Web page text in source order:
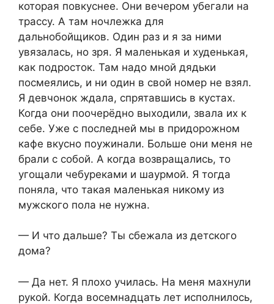
которая повкуснее. Они вечером убегали на
трассу. А там ночлежка для
дальнобойщиков. Один раз и я за ними
увязалась, но зря. Я маленькая и худенькая,
как подросток. Там надо мной дядьки
посмеялись, и ни один в свой номер не взял.
Я девчонок ждала, спрятавшись в кустах.
Когда они поочерёдно выходили, звала их к
себе. Уже с последней мы в придорожном
кафе вкусно поужинали. Больше они меня не
брали с собой. А когда возвращались, то
угощали чебуреками и шаурмой. Я тогда
поняла, что такая маленькая никому из
мужского пола не нужна.
— И что дальше? Ты сбежала из детского
дома?
— Да нет. Я плохо училась. На меня махнули
рукой. Когда восемнадцать лет исполнилось,